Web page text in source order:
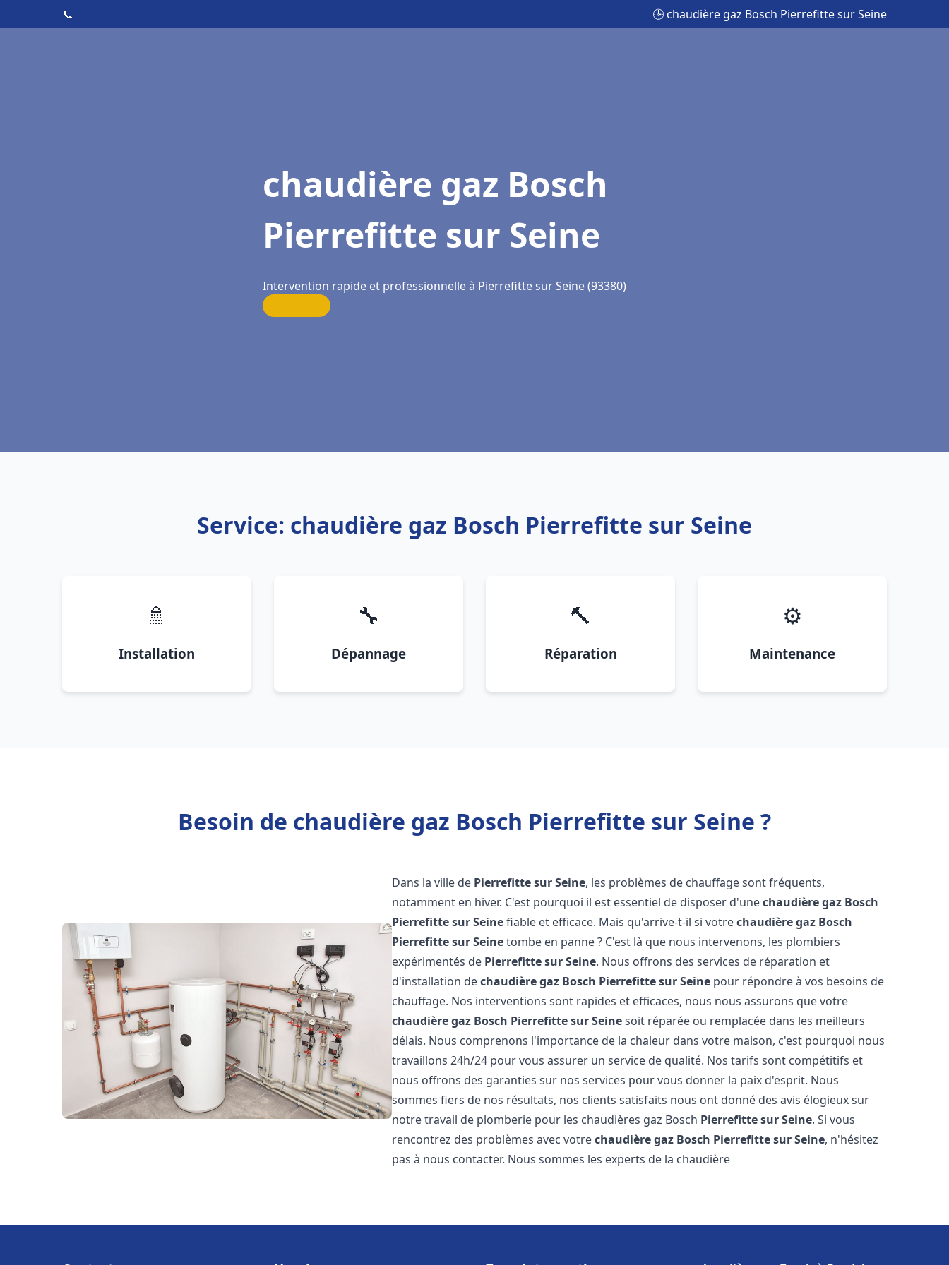
📞 🕒 chaudière gaz Bosch Pierrefitte sur Seine
chaudière gaz Bosch
Pierrefitte sur Seine
Intervention rapide et professionnelle à Pierrefitte sur Seine (93380)
Service: chaudière gaz Bosch Pierrefitte sur Seine
🚿
Installation
🔧
Dépannage
🔨
Réparation
⚙️
Maintenance
Besoin de chaudière gaz Bosch Pierrefitte sur Seine ?
Dans la ville de Pierrefitte sur Seine, les problèmes de chauffage sont fréquents,
notamment en hiver. C'est pourquoi il est essentiel de disposer d'unechaudière gaz Bosch
Pierrefitte sur Seinefiable et efficace. Mais qu'arrive-t-il si votrechaudière gaz Bosch
Pierrefitte sur Seinetombe en panne ? C'est là que nous intervenons, les plombiers
expérimentés de Pierrefitte sur Seine. Nous offrons des services de réparation et
d'installation dechaudière gaz Bosch Pierrefitte sur Seine pour répondre à vos besoins de
chauffage. Nos interventions sont rapides et efficaces, nous nous assurons que votre
chaudière gaz Bosch Pierrefitte sur Seinesoit réparée ou remplacée dans les meilleurs
délais. Nous comprenons l'importance de la chaleur dans votre maison, c'est pourquoi nous
travaillons 24h/24 pour vous assurer un service de qualité. Nos tarifs sont compétitifs et
nous offrons des garanties sur nos services pour vous donner la paix d'esprit. Nous
sommes fiers de nos résultats, nos clients satisfaits nous ont donné des avis élogieux sur
notre travail de plomberie pour les chaudières gaz Bosch Pierrefitte sur Seine. Si vous
rencontrez des problèmes avec votrechaudière gaz Bosch Pierrefitte sur Seine, n'hésitez
pas à nous contacter. Nous sommes les experts de la chaudière